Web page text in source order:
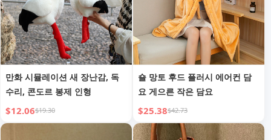
만화 시뮬레이션 새 장난감, 독
수리, 콘도르 봉제 인형
$12.06$19.30
숄 망토 후드 플러시 에어컨 담
요 게으른 작은 담요
$25.38$42.73